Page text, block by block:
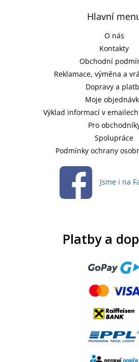
Hlavní
O nás
Kontakty
Obchodní
Reklamace, výměna a
Dopravy a
Moje
Výklad informací v
Pro
Spolupráce
Podmínky ochrany
Jsme i na
Platby a